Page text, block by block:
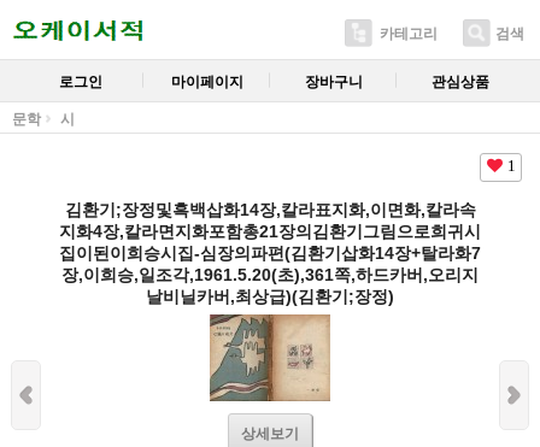
카테고리 검색
로그인 마이페이지 장바구니 관심상품
문학 시
1
김환기;장정및흑백삽화14장,칼라표지화,이면화,칼라속
지화4장,칼라면지화포함총21장의김환기그림으로희귀시
집이된이희승시집-심장의파편(김환기삽화14장+탈라화7
장,이희승,일조각,1961.5.20(초),361쪽,하드카버,오리지
날비닐카버,최상급)(김환기;장정)
상세보기